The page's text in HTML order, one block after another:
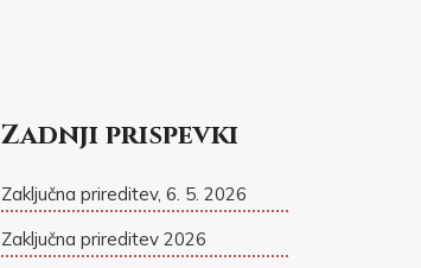
Zadnji prispevki
Zaključna prireditev, 6. 5. 2026
Zaključna prireditev 2026